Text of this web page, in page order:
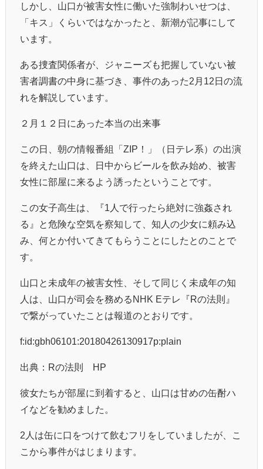
しかし、山口が被害女性に働いた強制わいせつは、
「キス」くらいではなかったと、新潮が記事にして
います。
ある捜査関係者が、ジャニーズも把握していない被
害者調書の中身に基づき、事件のあった2月12日の流
れを解説しています。
２月１２日にあった本当の出来事
この日、朝の情報番組「ZIP！」（日テレ系）の出演
を終えた山口は、日中からビールを飲み始め、被害
女性に部屋に来るよう誘ったということです。
この女子高生は、『1人で行ったら絶対に強姦され
る』と危険な空気を察知して、知人の少女に頼み込
み、何とか付いてきてもらうことにしたとのことで
す。
山口と未成年の被害女性、そして同じく未成年の知
人は、山口が司会を務めるNHK Eテレ『Rの法則』
で繋がっていたことは報道のとおりです。
f:id:gbh06101:20180426130917p:plain
出典：Rの法則 HP
彼女たちが部屋に到着すると、山口は甘めの缶酎ハ
イなどを勧めました。
2人は缶に口をつけて飲むフリをしていましたが、こ
こから事件がはじまります。